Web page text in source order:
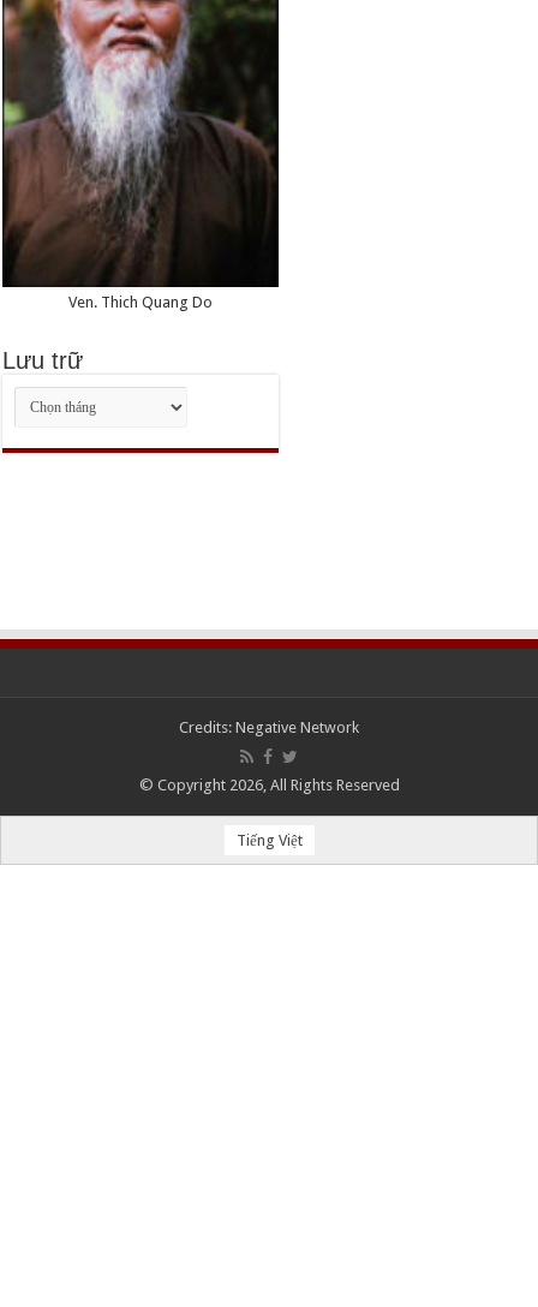
Ven. Thich Quang Do
Lưu trữ
Lưu
trữ
Credits: Negative Network
© Copyright 2026, All Rights Reserved
Tiếng Việt